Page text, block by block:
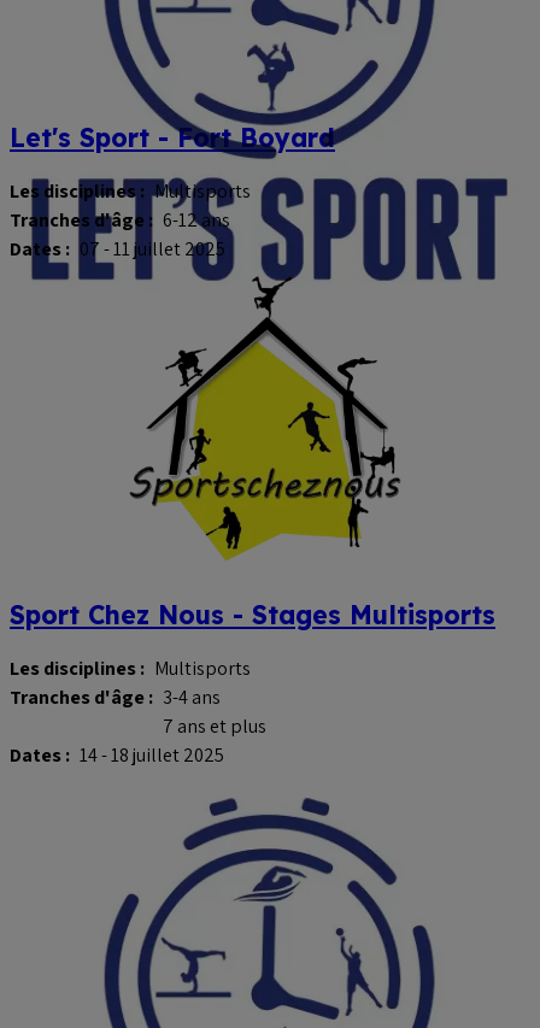
Let's Sport - Fort Boyard
Les disciplines : Multisports
Tranches d'âge : 6-12 ans
Dates : 07 - 11 juillet 2025
Sport Chez Nous - Stages Multisports
Les disciplines : Multisports
Tranches d'âge : 3-4 ans
7 ans et plus
Dates : 14 - 18 juillet 2025